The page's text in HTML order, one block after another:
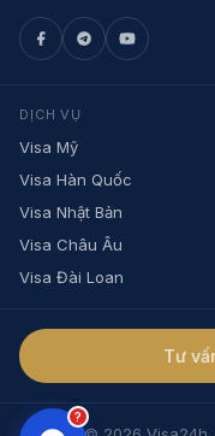
DỊCH VỤ
Visa Mỹ
Visa Hàn Quốc
Visa Nhật Bản
Visa Châu Âu
Visa Đài Loan
Tư
?